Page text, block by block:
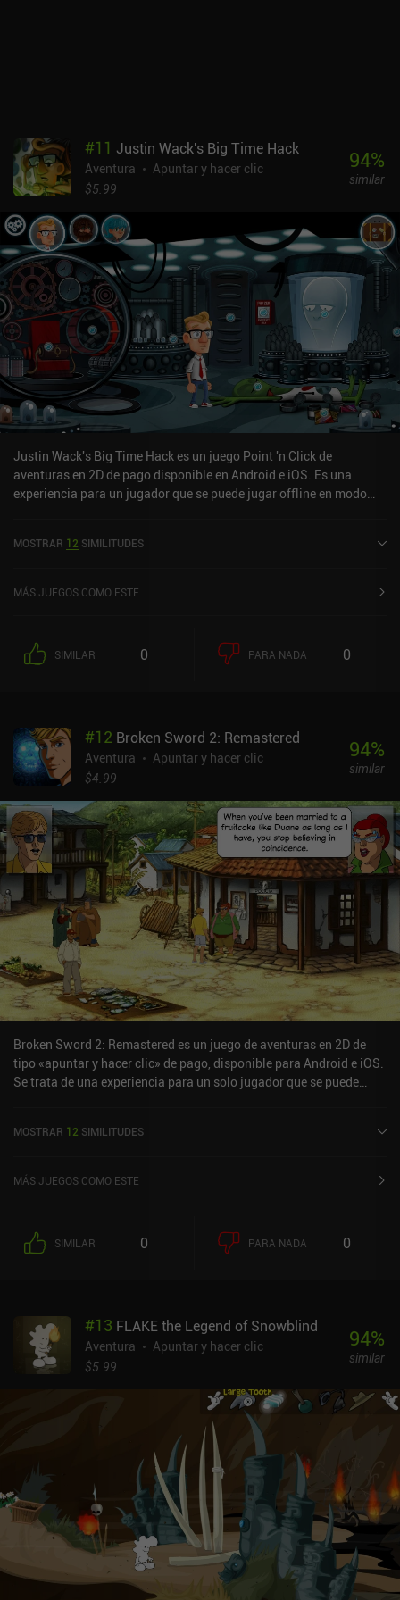
#11 Justin Wack's Big Time Hack
Aventura
Apuntar y hacer clic
$5.99
94%
similar
Justin Wack's Big Time Hack es un juego Point 'n Click de
aventuras en 2D de pago disponible en Android e iOS. Es una
experiencia para un jugador que se puede jugar offline en modo
y de 4,9 sobre 5,0 en la App Store de iOS.
MOSTRAR 12 SIMILITUDES
MÁS JUEGOS COMO ESTE
SIMILAR 0 PARA NADA 0
#12 Broken Sword 2: Remastered
Aventura
Apuntar y hacer clic
$4.99
94%
similar
Broken Sword 2: Remastered es un juego de aventuras en 2D de
tipo «apuntar y hacer clic» de pago, disponible para Android e iOS.
Se trata de una experiencia para un solo jugador que se puede
actualmente con una valoración de 4,2 sobre 5,0 en Google Play y
MOSTRAR 12 SIMILITUDES
MÁS JUEGOS COMO ESTE
SIMILAR 0 PARA NADA 0
#13 FLAKE the Legend of Snowblind
Aventura
Apuntar y hacer clic
$5.99
94%
similar